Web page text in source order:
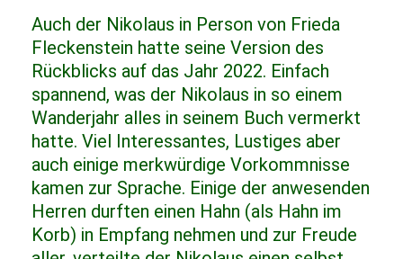
Auch der Nikolaus in Person von Frieda
Fleckenstein hatte seine Version des
Rückblicks auf das Jahr 2022. Einfach
spannend, was der Nikolaus in so einem
Wanderjahr alles in seinem Buch vermerkt
hatte. Viel Interessantes, Lustiges aber
auch einige merkwürdige Vorkommnisse
kamen zur Sprache. Einige der anwesenden
Herren durften einen Hahn (als Hahn im
Korb) in Empfang nehmen und zur Freude